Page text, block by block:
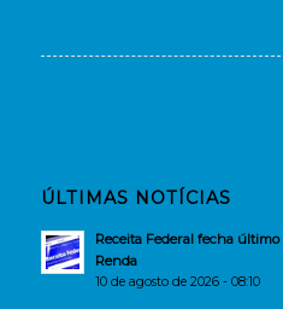
ÚLTIMAS NOTÍCIAS
Receita Federal fecha
Renda
10 de agosto de 2026 - 08:10